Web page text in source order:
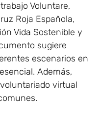
Voluntare,
Roja Española,
Vida Sostenible y
sugiere
escenarios en
Además,
virtual